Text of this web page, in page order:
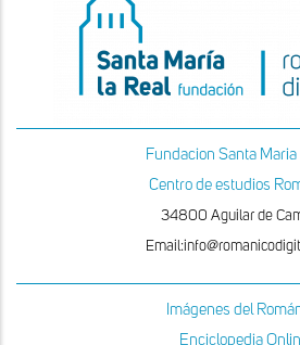
Fundacion Santa Maria
Centro de estudios
34800 Aguilar de
Imágenes del
Enciclopedia